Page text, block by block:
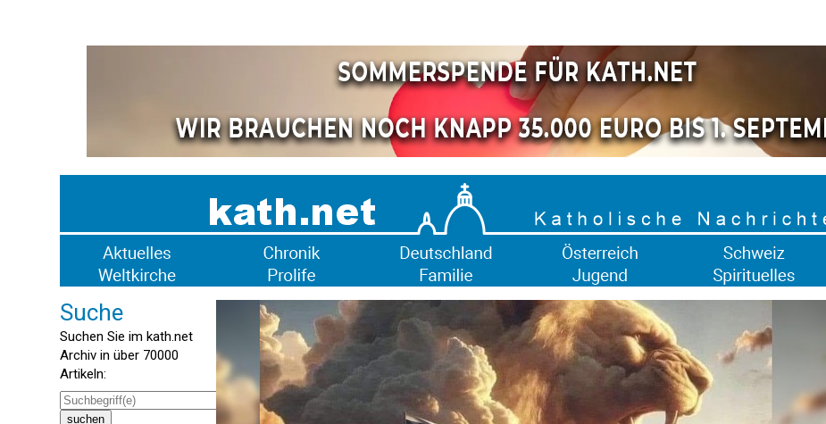
Suche
Suchen Sie im kath.net
Archiv in über 70000
Artikeln: